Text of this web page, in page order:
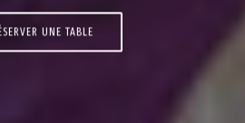
UNE TABLE